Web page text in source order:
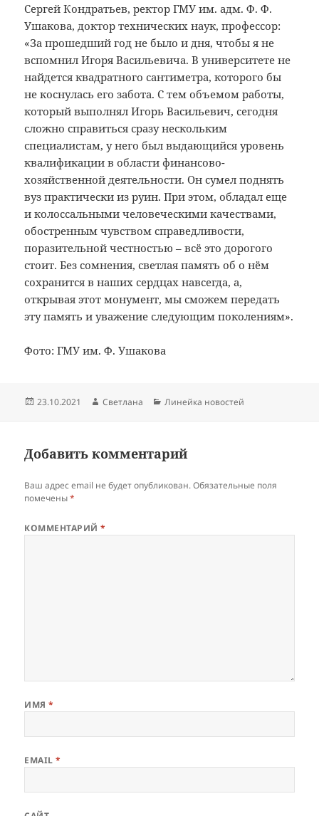
Сергей Кондратьев, ректор ГМУ им. адм. Ф. Ф.
Ушакова, доктор технических наук, профессор:
«За прошедший год не было и дня, чтобы я не
вспомнил Игоря Васильевича. В университете не
найдется квадратного сантиметра, которого бы
не коснулась его забота. С тем объемом работы,
который выполнял Игорь Васильевич, сегодня
сложно справиться сразу нескольким
специалистам, у него был выдающийся уровень
квалификации в области финансово-
хозяйственной деятельности. Он сумел поднять
вуз практически из руин. При этом, обладал еще
и колоссальными человеческими качествами,
обостренным чувством справедливости,
поразительной честностью – всё это дорогого
стоит. Без сомнения, светлая память об о нём
сохранится в наших сердцах навсегда, а,
открывая этот монумент, мы сможем передать
эту память и уважение следующим поколениям».
Фото: ГМУ им. Ф. Ушакова
Опубликовано
23.10.2021 Автор
Светлана Рубрики
Линейка новостей
Добавить комментарий
Ваш адрес email не будет опубликован. Обязательные поля
помечены*
КОММЕНТАРИЙ*
ИМЯ*
EMAIL*